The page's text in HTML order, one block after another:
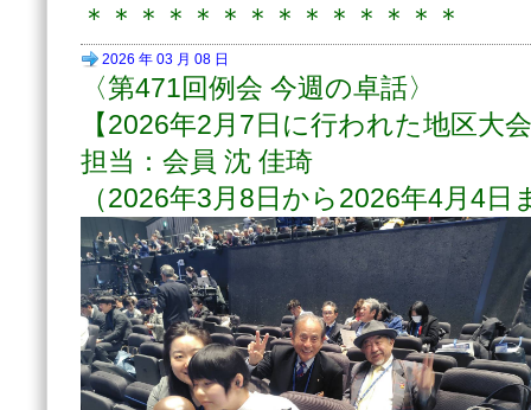
＊＊＊＊＊＊＊＊＊＊＊＊＊＊
2026 年 03 月 08 日
〈第471回例会 今週の卓話〉
【2026年2月7日に行われた地区大
担当：会員 沈 佳琦
（2026年3月8日から2026年4月4日